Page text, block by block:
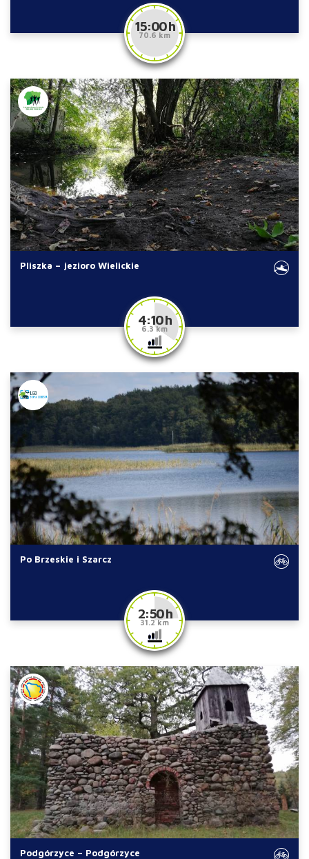
15:00 h
70.6 km
Pliszka – jezioro Wielickie
4:10 h
6.3 km
Po Brzeskie i Szarcz
2:50 h
31.2 km
Podgórzyce – Podgórzyce